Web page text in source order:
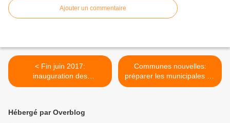
Ajouter un commentaire
< Fin juin 2017:
inauguration des
réalisations de la Route
Communes nouvelles:
préparer les municipales de
2020. >
Hébergé par Overblog